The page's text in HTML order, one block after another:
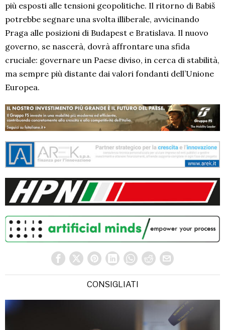
più esposti alle tensioni geopolitiche. Il ritorno di Babiš
potrebbe segnare una svolta illiberale, avvicinando
Praga alle posizioni di Budapest e Bratislava. Il nuovo
governo, se nascerà, dovrà affrontare una sfida
cruciale: governare un Paese diviso, in cerca di stabilità,
ma sempre più distante dai valori fondanti dell’Unione
Europea.
CONSIGLIATI